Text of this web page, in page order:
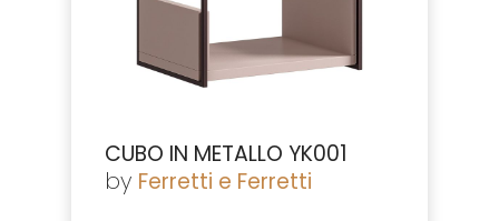
CUBO IN METALLO YK001
by Ferretti e Ferretti